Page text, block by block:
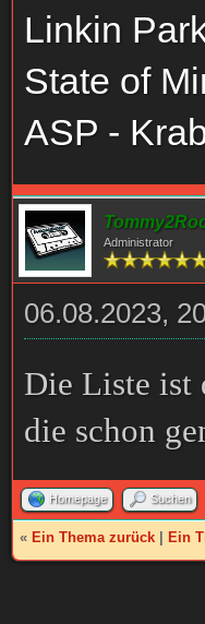
Linkin
State of
ASP -
Administrator
06.08.2023,
Die Liste ist
die schon
Homepage Suchen
« Ein Thema zurück Ein